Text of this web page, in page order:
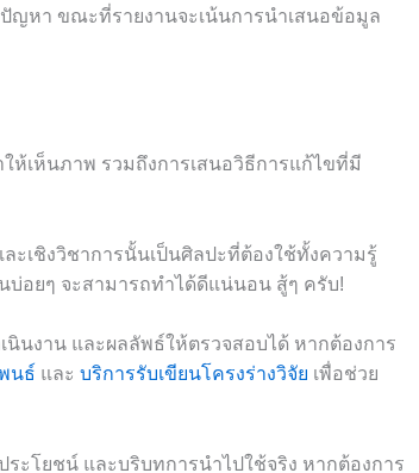
ญหา ขณะที่รายงานจะเน้นการนำเสนอข้อมูล
ห้เห็นภาพ รวมถึงการเสนอวิธีการแก้ไขที่มี
ะเชิงวิชาการนั้นเป็นศิลปะที่ต้องใช้ทั้งความรู้
บ่อยๆ จะสามารถทำได้ดีแน่นอน สู้ๆ ครับ!
นินงาน และผลลัพธ์ให้ตรวจสอบได้ หากต้องการ
นธ์ และ บริการรับเขียนโครงร่างวิจัย เพื่อช่วย
ะโยชน์ และบริบทการนำไปใช้จริง หากต้องการ